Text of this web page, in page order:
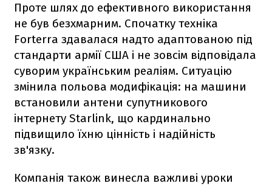
Проте шлях до ефективного використання
не був безхмарним. Спочатку техніка
Forterra здавалася надто адаптованою під
стандарти армії США і не зовсім відповідала
суворим українським реаліям. Ситуацію
змінила польова модифікація: на машини
встановили антени супутникового
інтернету Starlink, що кардинально
підвищило їхню цінність і надійність
зв'язку.
Компанія також винесла важливі уроки